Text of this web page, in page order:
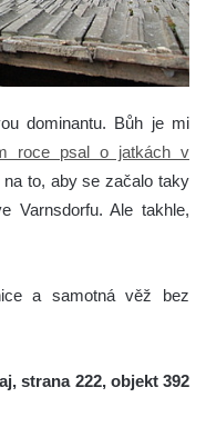
dominantu. Bůh je mi
roce psal o jatkách v
to, aby se začalo taky
Varnsdorfu. Ale takhle,
a samotná věž bez
strana 222, objekt 392